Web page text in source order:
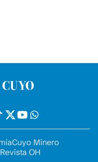
Cuyo Minero
Revista OH